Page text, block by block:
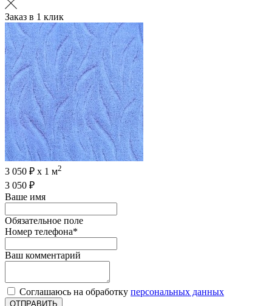
Заказ в 1 клик
3 050 ₽ х 1 м2
3 050 ₽
Ваше имя
Обязательное поле
Номер телефона*
Ваш комментарий
Соглашаюсь на обработку персональных данных
ОТПРАВИТЬ